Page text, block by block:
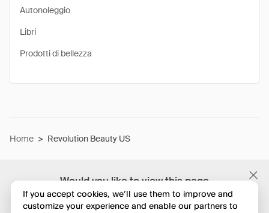
Would you like to view this page
in English?
Autonoleggio
Libri
Prodotti di bellezza
Home > Revolution Beauty US
If you accept cookies, we’ll use them to improve and
customize your experience and enable our partners to